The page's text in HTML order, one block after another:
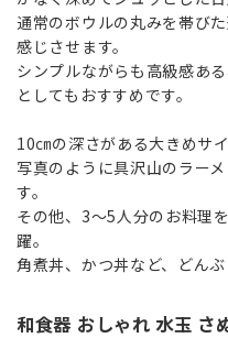
通常のボウルの丸みを帯び
感じさせます。
シンプルながらも高級感あ
としてもおすすめです。
10㎝の深さがある大きめサイ
写真のように具沢山のラー
す。
その他、3～5人分のお料理
躍。
角煮丼、かつ丼など、どん
和食器 おしゃれ 水玉 さ